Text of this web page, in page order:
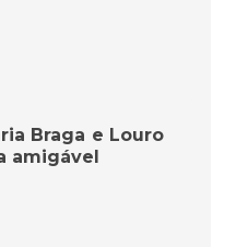
Braga e Louro
amigável